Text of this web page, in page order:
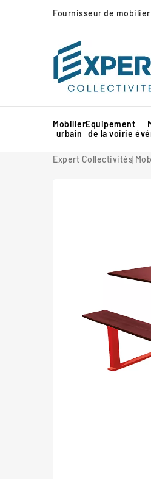
Fournisseur de
Mobilier
urbain
Equipement
de la voirie
Expert Collectivités